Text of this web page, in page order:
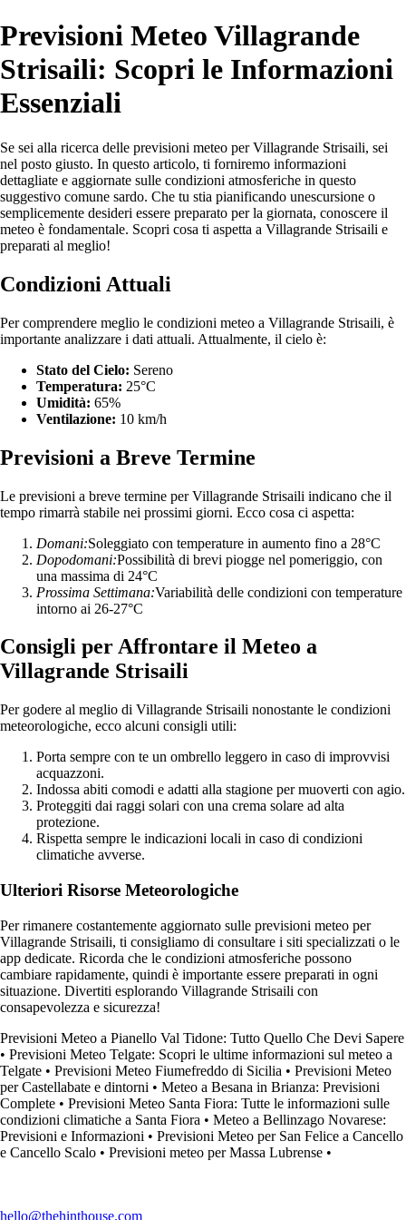
Previsioni Meteo Villagrande
Strisaili: Scopri le Informazioni
Essenziali
Se sei alla ricerca delle previsioni meteo per Villagrande Strisaili, sei
nel posto giusto. In questo articolo, ti forniremo informazioni
dettagliate e aggiornate sulle condizioni atmosferiche in questo
suggestivo comune sardo. Che tu stia pianificando unescursione o
semplicemente desideri essere preparato per la giornata, conoscere il
meteo è fondamentale. Scopri cosa ti aspetta a Villagrande Strisaili e
preparati al meglio!
Condizioni Attuali
Per comprendere meglio le condizioni meteo a Villagrande Strisaili, è
importante analizzare i dati attuali. Attualmente, il cielo è:
Stato del Cielo: Sereno
Temperatura: 25°C
Umidità: 65%
Ventilazione: 10 km/h
Previsioni a Breve Termine
Le previsioni a breve termine per Villagrande Strisaili indicano che il
tempo rimarrà stabile nei prossimi giorni. Ecco cosa ci aspetta:
Domani:Soleggiato con temperature in aumento fino a 28°C
Dopodomani:Possibilità di brevi piogge nel pomeriggio, con
una massima di 24°C
Prossima Settimana:Variabilità delle condizioni con temperature
intorno ai 26-27°C
Consigli per Affrontare il Meteo a
Villagrande Strisaili
Per godere al meglio di Villagrande Strisaili nonostante le condizioni
meteorologiche, ecco alcuni consigli utili:
Porta sempre con te un ombrello leggero in caso di improvvisi
acquazzoni.
Indossa abiti comodi e adatti alla stagione per muoverti con agio.
Proteggiti dai raggi solari con una crema solare ad alta
protezione.
Rispetta sempre le indicazioni locali in caso di condizioni
climatiche avverse.
Ulteriori Risorse Meteorologiche
Per rimanere costantemente aggiornato sulle previsioni meteo per
Villagrande Strisaili, ti consigliamo di consultare i siti specializzati o le
app dedicate. Ricorda che le condizioni atmosferiche possono
cambiare rapidamente, quindi è importante essere preparati in ogni
situazione. Divertiti esplorando Villagrande Strisaili con
consapevolezza e sicurezza!
Previsioni Meteo a Pianello Val Tidone: Tutto Quello Che Devi Sapere
• Previsioni Meteo Telgate: Scopri le ultime informazioni sul meteo a
Telgate • Previsioni Meteo Fiumefreddo di Sicilia • Previsioni Meteo
per Castellabate e dintorni • Meteo a Besana in Brianza: Previsioni
Complete • Previsioni Meteo Santa Fiora: Tutte le informazioni sulle
condizioni climatiche a Santa Fiora • Meteo a Bellinzago Novarese:
Previsioni e Informazioni • Previsioni Meteo per San Felice a Cancello
e Cancello Scalo • Previsioni meteo per Massa Lubrense •
hello@thehinthouse.com